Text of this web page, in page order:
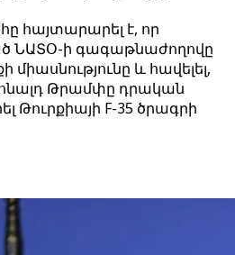
հայտարարել է, որ
ՆԱՏՕ-ի գագաթնաժողովը
և հավելել,
Թրամփը դրական
Թուրքիայի F-35 ծրագրի